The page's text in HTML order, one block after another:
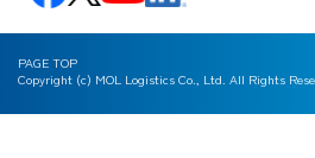
Copyright (c) MOL Logistics Co., Ltd. All Rights
PAGE TOP